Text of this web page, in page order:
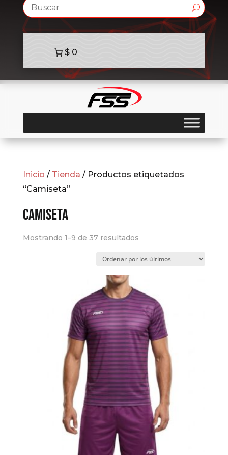
$ 0
Inicio / Tienda / Productos etiquetados
“Camiseta”
Camiseta
Mostrando 1–9 de 37 resultadosOrdenado